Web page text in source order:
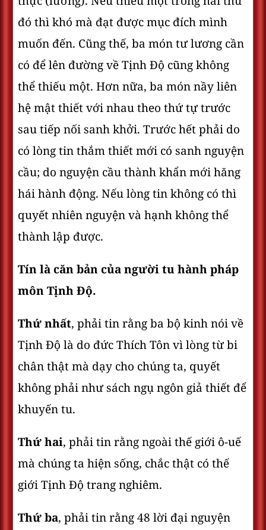
đó thì khó mà đạt được mục đích mình
muốn đến. Cũng thế, ba món tư lương cần
có để lên đường về Tịnh Ðộ cũng không
thể thiếu một. Hơn nữa, ba món nầy liên
hệ mật thiết với nhau theo thứ tự trước
sau tiếp nối sanh khởi. Trước hết phải do
có lòng tin thắm thiết mới có sanh nguyện
cầu; do nguyện cầu thành khẩn mới hăng
hái hành động. Nếu lòng tin không có thì
quyết nhiên nguyện và hạnh không thể
thành lập được.
Tín là căn bản của người tu hành pháp
môn Tịnh Ðộ.
Thứ nhất, phải tin rằng ba bộ kinh nói về
Tịnh Ðộ là do đức Thích Tôn vì lòng từ bi
chân thật mà dạy cho chúng ta, quyết
không phải như sách ngụ ngôn giả thiết để
khuyến tu.
Thứ hai, phải tin rằng ngoài thế giới ô-uế
mà chúng ta hiện sống, chắc thật có thế
giới Tịnh Ðộ trang nghiêm.
Thứ ba, phải tin rằng 48 lời đại nguyện